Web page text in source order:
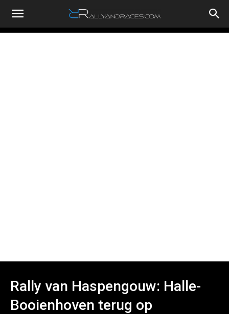
RallyandRaces.com
Rally van Haspengouw: Halle-
Booienhoven terug op